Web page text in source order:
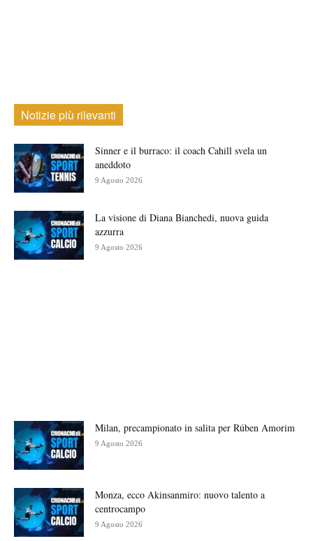
Notizie più rilevanti
Sinner e il burraco: il coach Cahill svela un
aneddoto
9 Agosto 2026
La visione di Diana Bianchedi, nuova guida
azzurra
9 Agosto 2026
Milan, precampionato in salita per Rúben Amorim
9 Agosto 2026
Monza, ecco Akinsanmiro: nuovo talento a
centrocampo
9 Agosto 2026